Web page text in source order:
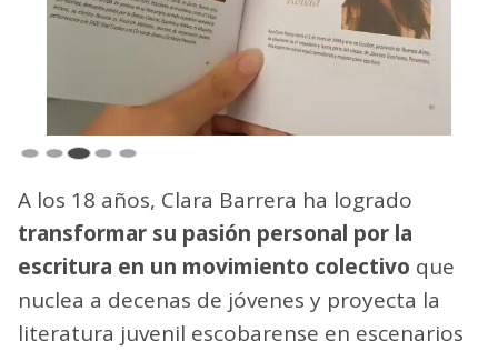
A los 18 años, Clara Barrera ha logrado
transformar su pasión personal por la
escritura en un movimiento colectivo que
nuclea a decenas de jóvenes y proyecta la
literatura juvenil escobarense en escenarios